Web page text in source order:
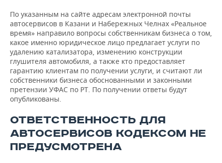
По указанным на сайте адресам электронной почты
автосервисов в Казани и Набережных Челнах «Реальное
время» направило вопросы собственникам бизнеса о том,
какое именно юридическое лицо предлагает услуги по
удалению катализатора, изменению конструкции
глушителя автомобиля, а также кто предоставляет
гарантию клиентам по получении услуги, и считают ли
собственники бизнеса обоснованными и законными
претензии УФАС по РТ. По получении ответы будут
опубликованы.
ОТВЕТСТВЕННОСТЬ ДЛЯ
АВТОСЕРВИСОВ КОДЕКСОМ НЕ
ПРЕДУСМОТРЕНА